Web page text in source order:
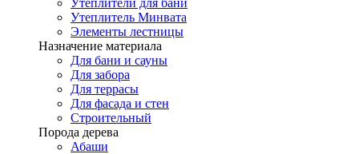
Утеплители для бани
Утеплитель Минвата
Элементы лестницы
Назначение материала
Для бани и сауны
Для забора
Для террасы
Для фасада и стен
Строительный
Порода дерева
Абаши